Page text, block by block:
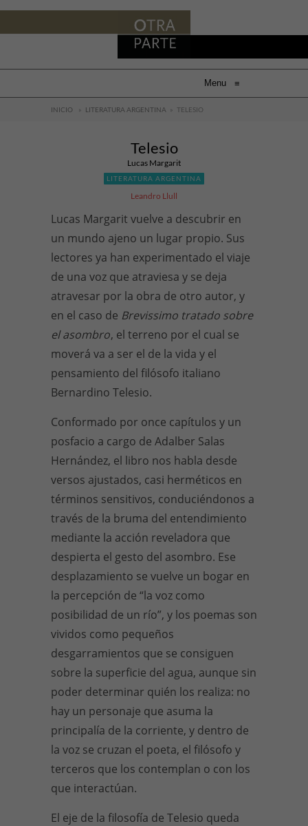
Menu ≡
INICIO » LITERATURA ARGENTINA » TELESIO
Telesio
Lucas Margarit
LITERATURA ARGENTINA
Leandro Llull
Lucas Margarit vuelve a descubrir en
un mundo ajeno un lugar propio. Sus
lectores ya han experimentado el viaje
de una voz que atraviesa y se deja
atravesar por la obra de otro autor, y
en el caso de Brevissimo tratado sobre
el asombro, el terreno por el cual se
moverá va a ser el de la vida y el
pensamiento del filósofo italiano
Bernardino Telesio.
Conformado por once capítulos y un
posfacio a cargo de Adalber Salas
Hernández, el libro nos habla desde
versos ajustados, casi herméticos en
términos sensitivos, conduciéndonos a
través de la bruma del entendimiento
mediante la acción reveladora que
despierta el gesto del asombro. Ese
desplazamiento se vuelve un bogar en
la percepción de “la voz como
posibilidad de un río”, y los poemas son
vividos como pequeños
desgarramientos que se consiguen
sobre la superficie del agua, aunque sin
poder determinar quién los realiza: no
hay un personaje que asuma la
principalía de la corriente, y dentro de
la voz se cruzan el poeta, el filósofo y
terceros que los contemplan o con los
que interactúan.
El eje de la filosofía de Telesio queda